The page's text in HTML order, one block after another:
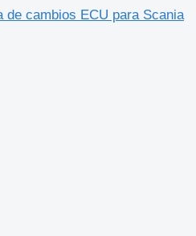
de cambios ECU para Scania